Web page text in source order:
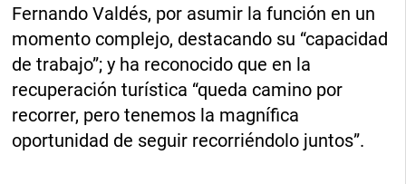
Fernando Valdés, por asumir la función en un
momento complejo, destacando su “capacidad
de trabajo”; y ha reconocido que en la
recuperación turística “queda camino por
recorrer, pero tenemos la magnífica
oportunidad de seguir recorriéndolo juntos”.